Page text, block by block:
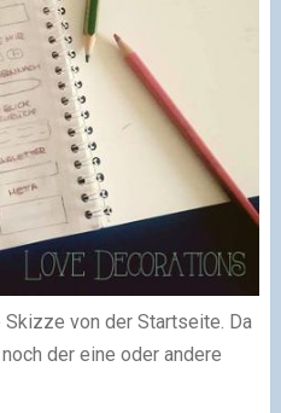
von der Startseite. Da
der eine oder andere